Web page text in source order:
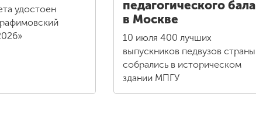
удостоен
педагогического бала
в Москве
10 июля 400 лучших
выпускников педвузов страны
собрались в историческом
здании МПГУ